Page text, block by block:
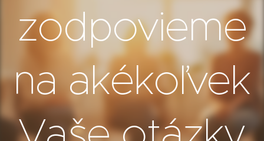
zodpovieme
na akékoľvek